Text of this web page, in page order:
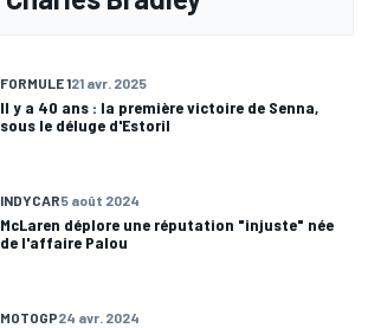
FORMULE 121 avr. 2025
Il y a 40 ans : la première victoire de Senna,
sous le déluge d'Estoril
INDYCAR5 août 2024
McLaren déplore une réputation "injuste" née
de l'affaire Palou
MOTOGP24 avr. 2024